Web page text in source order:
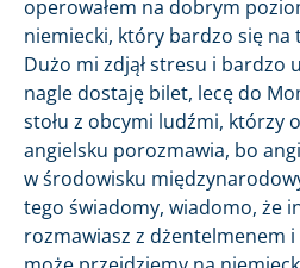
operowałem na dobrym
niemiecki, który bardzo się na
Dużo mi zdjął stresu i bardzo
nagle dostaję bilet, lecę do
stołu z obcymi ludźmi, którzy
angielsku porozmawia, bo
w środowisku
tego świadomy, wiadomo, że
rozmawiasz z dżentelmenem